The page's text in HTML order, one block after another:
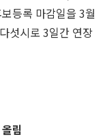
등록 마감일을 3월
섯시로 3일간 연장
림